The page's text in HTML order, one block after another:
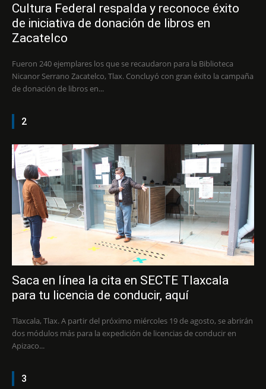
Cultura Federal respalda y reconoce éxito
de iniciativa de donación de libros en
Zacatelco
Fueron 240 ejemplares los que se recaudaron para la Biblioteca
Nicanor Serrano Zacatelco, Tlax. Concluyó con gran éxito la campaña
de donación de libros en...
2
Saca en línea la cita en SECTE Tlaxcala
para tu licencia de conducir, aquí
Tlaxcala, Tlax. A partir del próximo miércoles 19 de agosto, se abrirán
dos módulos más para la expedición de licencias de conducir en
Apizaco...
3